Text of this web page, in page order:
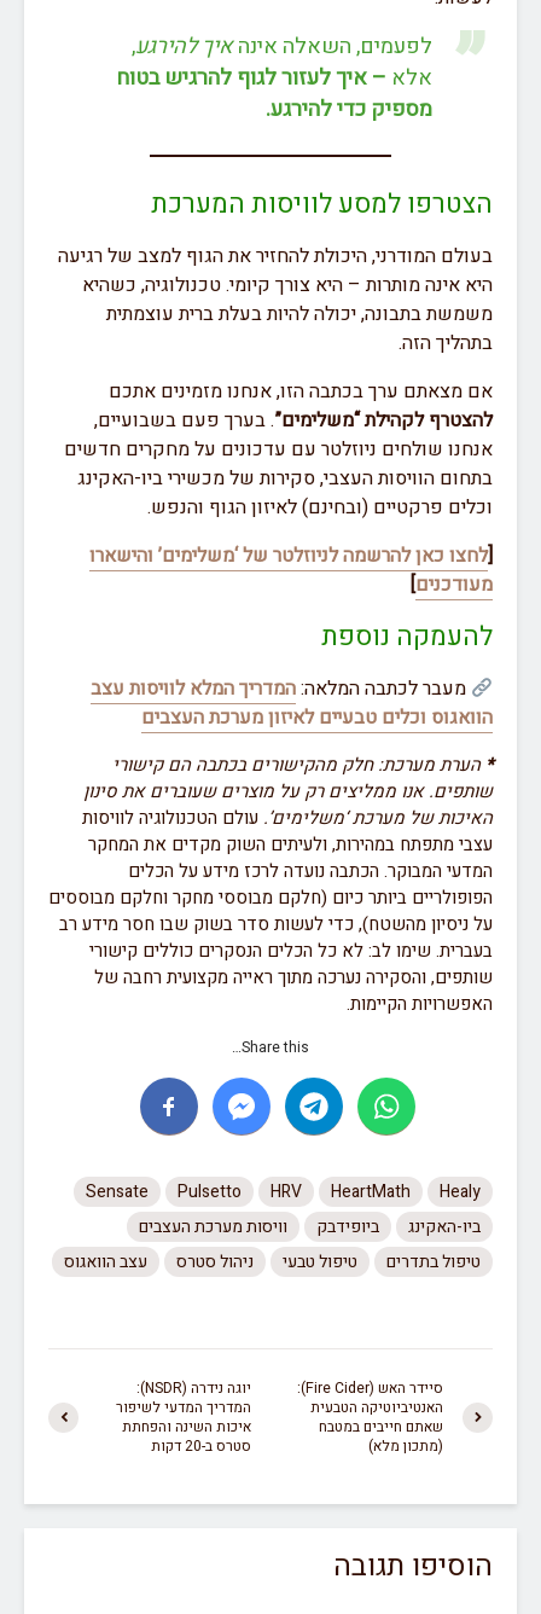
לפעמים, השאלה אינהאיך להירגע,
אלא – איך לעזור לגוף להרגיש בטוח
מספיק כדי להירגע.
הצטרפו למסע לוויסות המערכת
בעולם המודרני, היכולת להחזיר את הגוף למצב של רגיעה
היא אינה מותרות – היא צורך קיומי. טכנולוגיה, כשהיא
משמשת בתבונה, יכולה להיות בעלת ברית עוצמתית
בתהליך הזה.
אם מצאתם ערך בכתבה הזו, אנחנו מזמינים אתכם
להצטרף לקהילת “משלימים”. בערך פעם בשבועיים,
אנחנו שולחים ניוזלטר עם עדכונים על מחקרים חדשים
בתחום הוויסות העצבי, סקירות של מכשירי ביו-האקינג
וכלים פרקטיים (ובחינם) לאיזון הגוף והנפש.
[לחצו כאן להרשמה לניוזלטר של ‘משלימים’ והישארו
מעודכנים]
להעמקה נוספת
מעבר לכתבה המלאה:המדריך המלא לוויסות עצב
הוואגוס וכלים טבעיים לאיזון מערכת העצבים
*הערת מערכת: חלק מהקישורים בכתבה הם קישורי
שותפים. אנו ממליצים רק על מוצרים שעוברים את סינון
האיכות של מערכת ‘משלימים’. עולם הטכנולוגיה לוויסות
עצבי מתפתח במהירות, ולעיתים השוק מקדים את המחקר
המדעי המבוקר. הכתבה נועדה לרכז מידע על הכלים
הפופולריים ביותר כיום (חלקם מבוססי מחקר וחלקם מבוססים
על ניסיון מהשטח), כדי לעשות סדר בשוק שבו חסר מידע רב
בעברית. שימו לב: לא כל הכלים הנסקרים כוללים קישורי
שותפים, והסקירה נערכה מתוך ראייה מקצועית רחבה של
האפשרויות הקיימות.
Share this…
Healy
HeartMath
HRV
Pulsetto
Sensate
ביו-האקינג
ביופידבק
וויסות מערכת העצבים
טיפול בתדרים
טיפול טבעי ניהול סטרס עצב הוואגוס
יוגה נידרה (NSDR):
המדריך המדעי לשיפור
איכות השינה והפחתת
סטרס ב-20 דקות
סיידר האש (Fire Cider):
האנטיביוטיקה הטבעית
שאתם חייבים במטבח
(מתכון מלא)
הוסיפו תגובה